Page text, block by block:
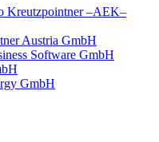
Kreutzpointner –AEK–
Austria GmbH
Software GmbH
GmbH